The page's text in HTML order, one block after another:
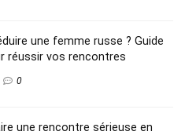
une femme russe ? Guide
réussir vos rencontres
0
une rencontre sérieuse en